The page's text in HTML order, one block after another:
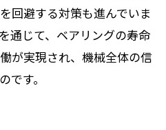
回避する対策も進んでいま
通じて、ベアリングの寿命
が実現され、機械全体の信
です。